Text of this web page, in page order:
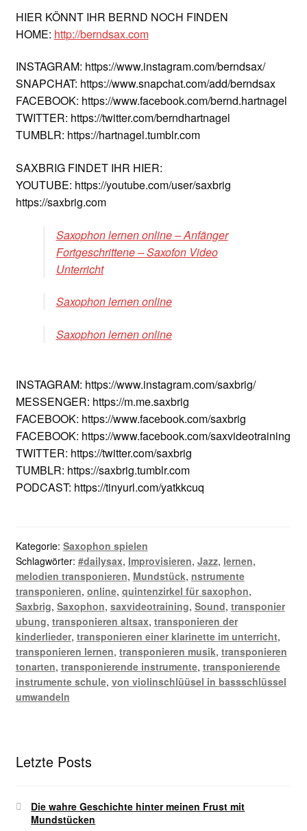
HIER KÖNNT IHR BERND NOCH FINDEN
HOME: http://berndsax.com
INSTAGRAM: https://www.instagram.com/berndsax/
SNAPCHAT: https://www.snapchat.com/add/berndsax
FACEBOOK: https://www.facebook.com/bernd.hartnagel
TWITTER: https://twitter.com/berndhartnagel
TUMBLR: https://hartnagel.tumblr.com
SAXBRIG FINDET IHR HIER:
YOUTUBE: https://youtube.com/user/saxbrig
https://saxbrig.com
Saxophon lernen online – Anfänger
Fortgeschrittene – Saxofon Video
Unterricht
Saxophon lernen online
Saxophon lernen online
INSTAGRAM: https://www.instagram.com/saxbrig/
MESSENGER: https://m.me.saxbrig
FACEBOOK: https://www.facebook.com/saxbrig
FACEBOOK: https://www.facebook.com/saxvideotraining
TWITTER: https://twitter.com/saxbrig
TUMBLR: https://saxbrig.tumblr.com
PODCAST: https://tinyurl.com/yatkkcuq
Kategorie: Saxophon spielen
Schlagwörter: #dailysax, Improvisieren, Jazz, lernen,
melodien transponieren, Mundstück, nstrumente
transponieren, online, quintenzirkel für saxophon,
Saxbrig, Saxophon, saxvideotraining, Sound, transponier
ubung, transponieren altsax, transponieren der
kinderlieder, transponieren einer klarinette im unterricht,
transponieren lernen, transponieren musik, transponieren
tonarten, transponierende instrumente, transponierende
instrumente schule, von violinschlüüsel in bassschlüssel
umwandeln
Letzte Posts
Die wahre Geschichte hinter meinen Frust mit
Mundstücken